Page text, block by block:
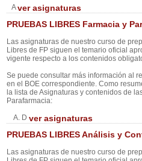
Aver asignaturas
PRUEBAS LIBRES Farmacia y
Las asignaturas de nuestro curso de
Libres de FP siguen el temario oficial
vigente respecto a los contenidos
Se puede consultar más información al
en el BOE correspondiente. Como
la lista de Asignaturas y contenidos de
Parafarmacia:
A. D ver asignaturas
PRUEBAS LIBRES Análisis y
Las asignaturas de nuestro curso de